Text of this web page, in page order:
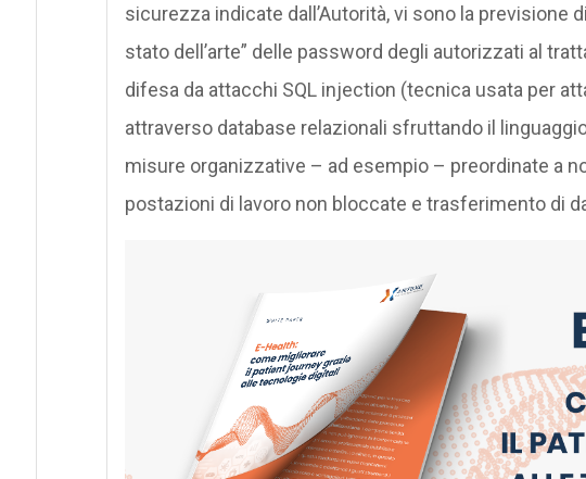
sicurezza indicate dall’Autorità, vi sono la previsione
stato dell’arte” delle password degli autorizzati al
difesa da attacchi SQL injection (tecnica usata per
attraverso database relazionali sfruttando il
misure organizzative – ad esempio – preordinate a
postazioni di lavoro non bloccate e trasferimento di